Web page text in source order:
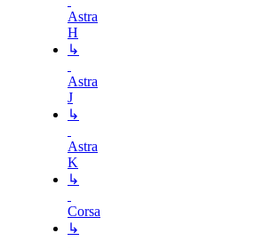
Astra
H
↳
Astra
J
↳
Astra
K
↳
Corsa
↳